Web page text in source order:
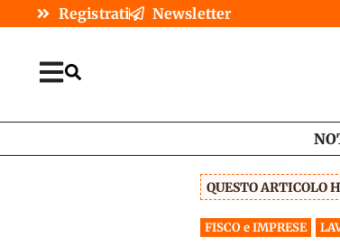
Registrati Newsletter
QUESTO ARTICOLO
FISCO e IMPRESE